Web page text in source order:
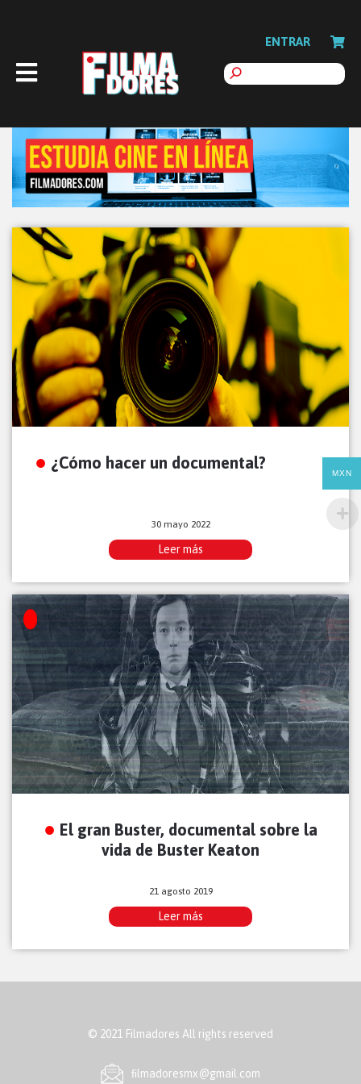
ENTRAR
¿Cómo hacer un documental?
30 mayo 2022
Leer más
El gran Buster, documental sobre la
vida de Buster Keaton
21 agosto 2019
Leer más
© 2021 Filmadores All rights reserved
ﬁlmadoresmx@gmail.com
MXN